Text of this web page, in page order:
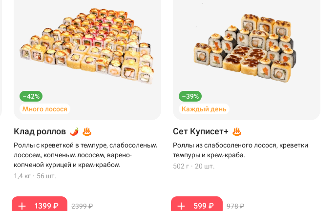
–42%
Много лосося
Клад роллов
Роллы с креветкой в темпуре, слабосоленым
лососем, копченым лососем, варено-
копченой курицей и крем-крабом
1,4 кг · 56 шт.
1399 ₽ 2399 ₽
–39%
Каждый день
Сет Куписет+
Роллы из слабосоленого лосося, креветки
темпуры и крем-краба.
502 г · 20 шт.
599 ₽ 978 ₽
299 ₽